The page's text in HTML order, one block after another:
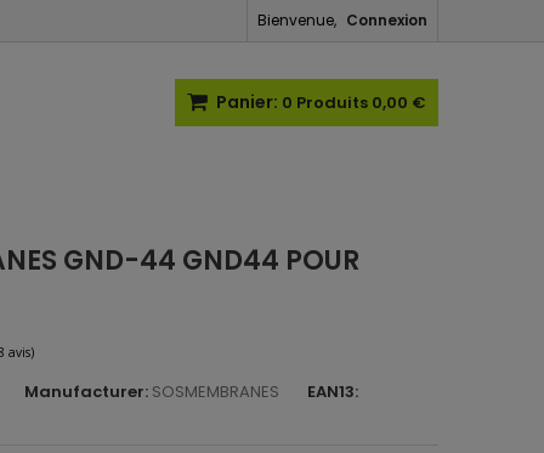
Bienvenue, Connexion
Panier: 0 Produits 0,00 €
GND-44 GND44 POUR
Manufacturer: SOSMEMBRANES
EAN13: